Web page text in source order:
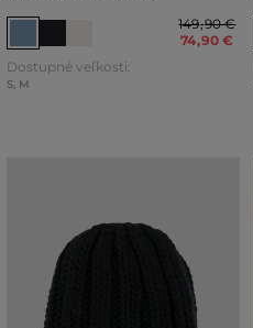
149,90 €
74,90 €
Dostupné veľkosti:
S, M